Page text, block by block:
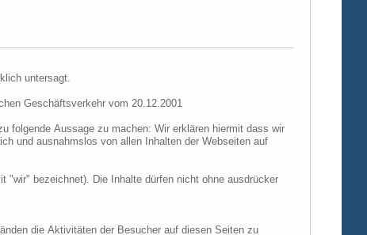
untersagt.
Geschäftsverkehr vom 20.12.2001
folgende Aussage zu machen: Wir erklären hiermit dass wir
und ausnahmslos von allen Inhalten der Webseiten auf
"wir" bezeichnet). Die Inhalte dürfen nicht ohne ausdrücker
die Aktivitäten der Besucher auf diesen Seiten zu